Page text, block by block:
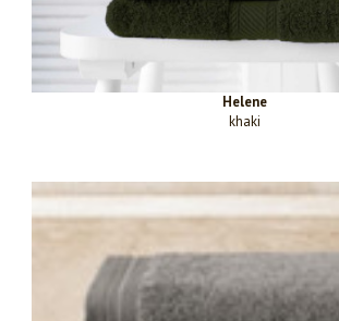
Helene
khaki